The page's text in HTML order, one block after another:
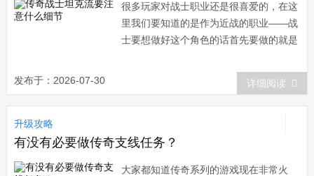
很多玩家对战士职业还是很喜爱的，在这
里我们要知道的是作为近战的职业——战
士要想做好这个角色的话首先要做的就是
发布于：2026-07-30 详细阅读
升级攻略
有没有必要做传奇支线任务？
大家都知道传奇系列的游戏现在非常火